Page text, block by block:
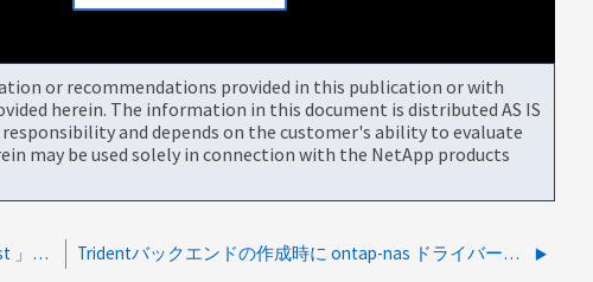
or recommendations provided in this publication or with
herein. The information in this document is distributed AS IS
and depends on the customer's ability to evaluate
may be used solely in connection with the NetApp products
Trident バックエンドの作成時に「 400 Bad Request 」というエラーが発生しました Tridentバックエンドの作成時に ontap-nas ドライバーの初期化エラーが発生しました